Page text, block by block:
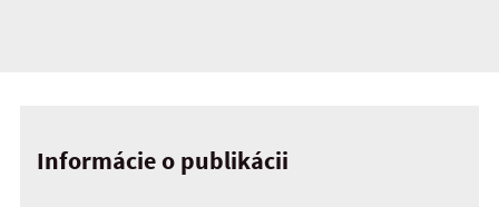
Informácie o publikácii